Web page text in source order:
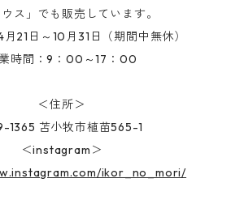
ス」でも販売しています。
21日～10月31日（期間中無休）
時間：9：00～17：00
＜住所＞
1365 苫小牧市植苗565-1
＜instagram＞
ikor_no_mori/